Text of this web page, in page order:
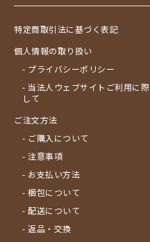
特定商取引法に基づく表記
個人情報の取り扱い
- プライバシーポリシー
- 当法人ウェブサイトご利用に際
して
ご注文方法
- ご購入について
- 注意事項
- お支払い方法
- 梱包について
- 配送について
- 返品・交換